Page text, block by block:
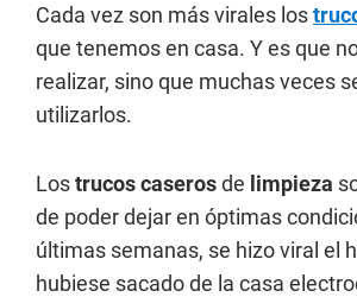
Cada vez son más virales los
que tenemos en casa. Y es que
realizar, sino que muchas veces
utilizarlos.
Lostrucos caserosde limpieza
de poder dejar en óptimas
últimas semanas, se hizo viral el
hubiese sacado de la casa